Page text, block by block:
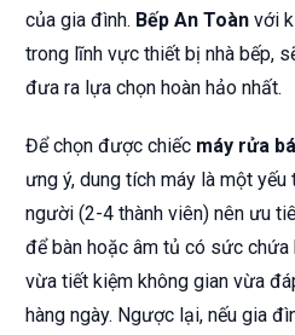
của gia đình. Bếp An Toàn với
trong lĩnh vực thiết bị nhà bếp,
đưa ra lựa chọn hoàn hảo nhất.
Để chọn được chiếc máy rửa
ưng ý, dung tích máy là một
người (2-4 thành viên) nên ưu
để bàn hoặc âm tủ có sức
vừa tiết kiệm không gian vừa
hàng ngày. Ngược lại, nếu gia